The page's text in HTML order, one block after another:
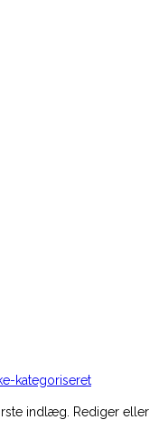
kategoriseret
indlæg. Rediger eller